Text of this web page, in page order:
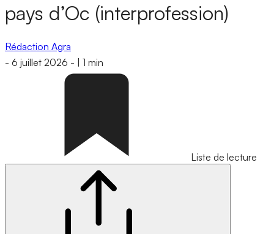
pays d’Oc (interprofession)
Rédaction Agra
- 6 juillet 2026 - 1 min
Liste de lecture